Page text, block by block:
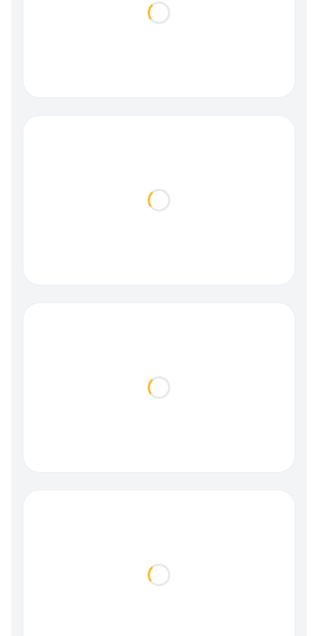
Loading...
Loading...
Loading...
Loading...